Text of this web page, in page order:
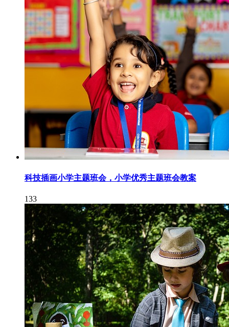
科技插画小学主题班会，小学优秀主题班会教案
133